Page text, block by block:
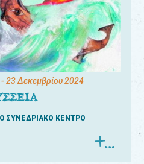
- 23 Δεκεμβρίου 2024
ΣΥΝΕΔΡΙΑΚΟ ΚΕΝΤΡΟ